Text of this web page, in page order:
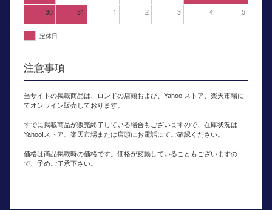
30 31 1 2 3 4 5
定休日
注意事項
当サイトの掲載商品は、ロンドの店頭および、Yahoo!ストア、楽天市場に
てオンライン販売しております。
すでに掲載商品が販売終了している場合もございますので、在庫状況は
Yahoo!ストア、楽天市場または店頭にお電話にてご確認ください。
価格は商品掲載時の価格です。価格が変動していることもございますの
で、予めご了承下さい。